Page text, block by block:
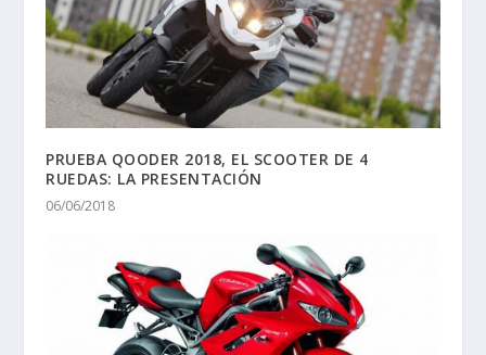
PRUEBA QOODER 2018, EL SCOOTER DE 4
RUEDAS: LA PRESENTACIÓN
06/06/2018